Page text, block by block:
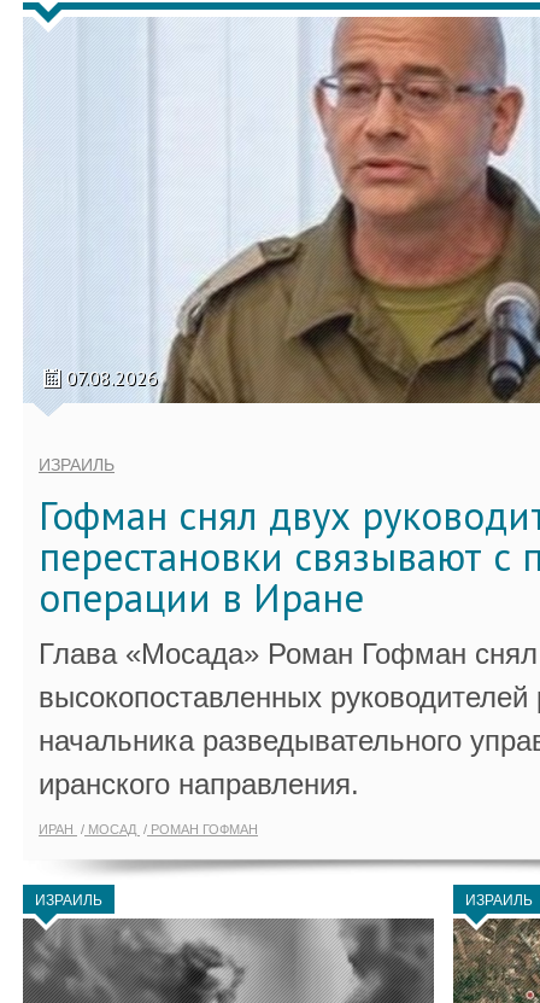
07.08.2026
ИЗРАИЛЬ
Гофман снял двух
перестановки связывают с
операции в Иране
Глава «Мосада» Роман Гофман снял
высокопоставленных
начальника разведывательного
иранского направления.
ИРАН МОСАД РОМАН ГОФМАН
ИЗРАИЛЬ ИЗРАИЛЬ